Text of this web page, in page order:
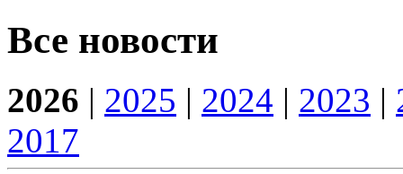
Все новости
2026 | 2025 | 2024 | 2023 |
2017